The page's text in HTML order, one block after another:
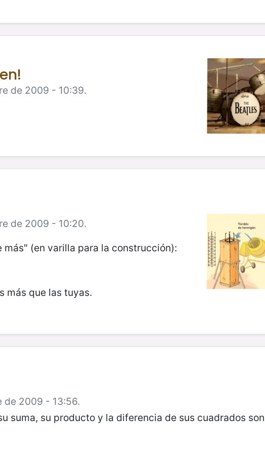
de 2009 - 10:39.
de 2009 - 10:20.
(en varilla para la construcción):
más que las tuyas.
de 2009 - 13:56.
suma, su producto y la diferencia de sus cuadrados